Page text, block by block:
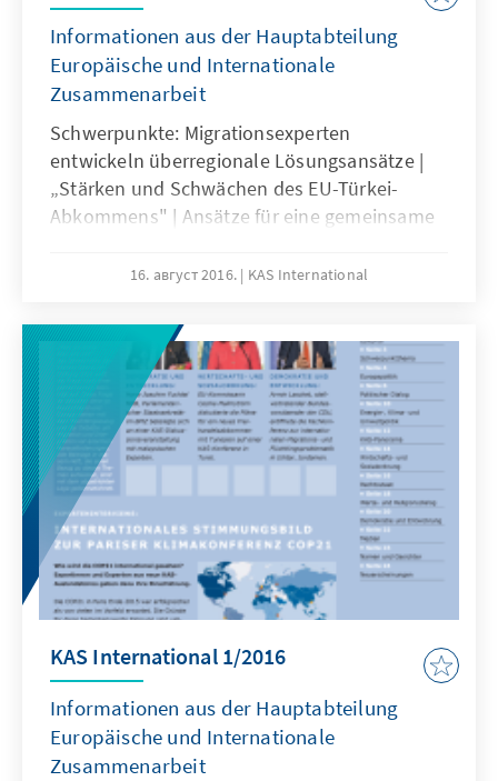
Informationen aus der Hauptabteilung
Europäische und Internationale
Zusammenarbeit
Schwerpunkte: Migrationsexperten
entwickeln überregionale Lösungsansätze |
„Stärken und Schwächen des EU-Türkei-
Abkommens" | Ansätze für eine gemeinsame
GLOBSEC | Politischer Dialog im asiatisch-
als Herausforderung für Lateinamerika u.a.
16. август 2016. KAS International
KAS International 1/2016
Informationen aus der Hauptabteilung
Europäische und Internationale
Zusammenarbeit